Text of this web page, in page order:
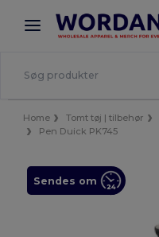
× Wordans-app
Bedre priser i appen!
Home Tomt tøj | tilbehør
Pen Duick PK745
Sendes om